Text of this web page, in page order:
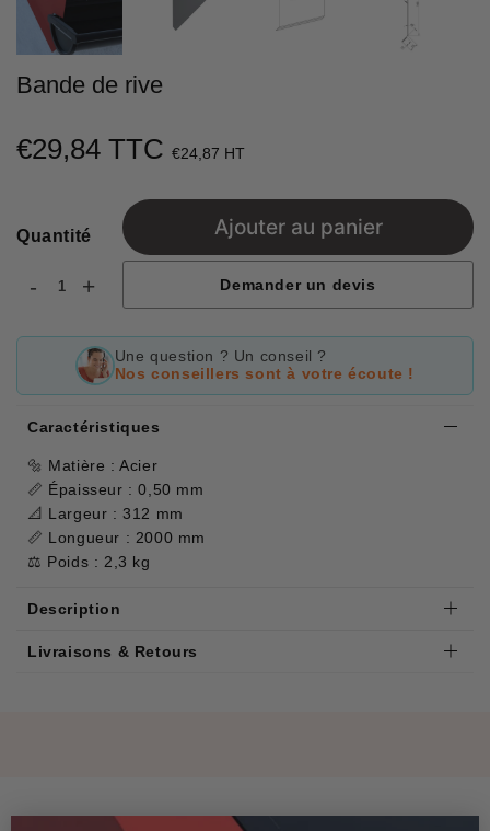
Bande de rive
€29,84 TTC €24,87 HT
Quantité
- +
Ajouter au panier
Demander un devis
Une question ? Un conseil ?
Nos conseillers sont à votre écoute !
Caractéristiques
🔩 Matière : Acier
📏 Épaisseur : 0,50 mm
📐 Largeur : 312 mm
📏 Longueur : 2000 mm
⚖️ Poids : 2,3 kg
Description
Livraisons & Retours